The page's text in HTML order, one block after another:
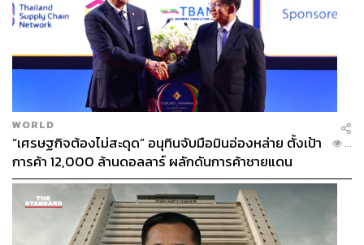
WORLD
“เศรษฐกิจต้องไม่สะดุด” อนุทินจับมือมินอ่องหล่าย ตั้งเป้า
การค้า 12,000 ล้านดอลลาร์ ผลักดันการค้าชายแดน
...